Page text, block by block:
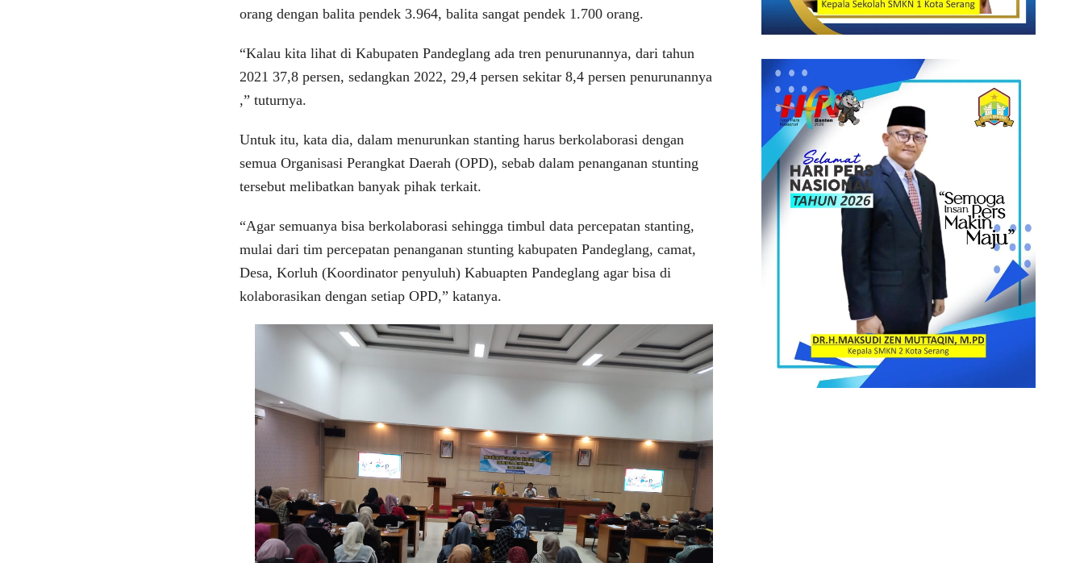
orang dengan balita pendek 3.964, balita sangat pendek 1.700 orang.
“Kalau kita lihat di Kabupaten Pandeglang ada tren penurunannya, dari tahun
2021 37,8 persen, sedangkan 2022, 29,4 persen sekitar 8,4 persen penurunannya
,” tuturnya.
Untuk itu, kata dia, dalam menurunkan stanting harus berkolaborasi dengan
semua Organisasi Perangkat Daerah (OPD), sebab dalam penanganan stunting
tersebut melibatkan banyak pihak terkait.
“Agar semuanya bisa berkolaborasi sehingga timbul data percepatan stanting,
mulai dari tim percepatan penanganan stunting kabupaten Pandeglang, camat,
Desa, Korluh (Koordinator penyuluh) Kabuapten Pandeglang agar bisa di
kolaborasikan dengan setiap OPD,” katanya.